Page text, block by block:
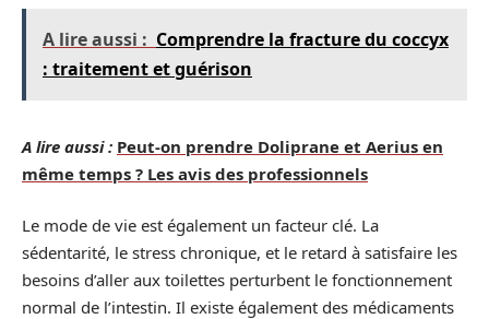
A lire aussi : Comprendre la fracture du coccyx
: traitement et guérison
A lire aussi : Peut-on prendre Doliprane et Aerius en
même temps ? Les avis des professionnels
Le mode de vie est également un facteur clé. La
sédentarité, le stress chronique, et le retard à satisfaire les
besoins d’aller aux toilettes perturbent le fonctionnement
normal de l’intestin. Il existe également des médicaments